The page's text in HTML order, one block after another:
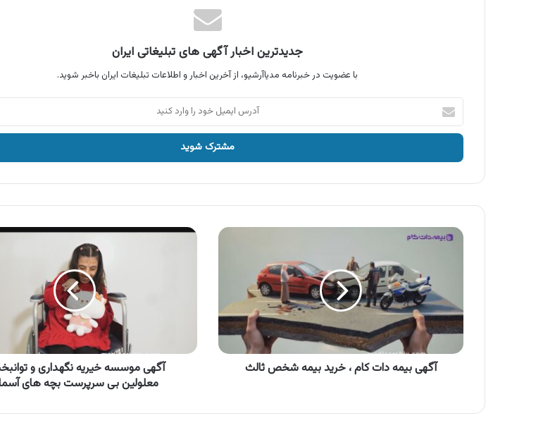
جدیدترین اخبار آگهی های تبلیغاتی ایران
با عضویت در خبرنامه مدیاآرشیو، از آخرین اخبار و اطلاعات تبلیغات ایران باخبر شوید.
آدرس
ایمیل
خود
وارد
آگهی
خرید
بیمه
شخص
ثالث
آگهی بیمه دات کام ، خرید بیمه شخص ثالث
آگهی
سرپرست
آگهی موسسه خیریه نگهداری و
معلولین بی سرپرست بچه های